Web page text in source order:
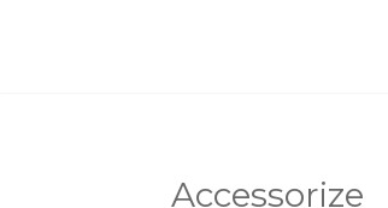
Accessorize